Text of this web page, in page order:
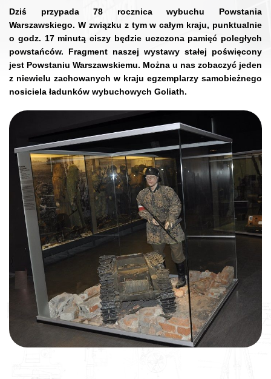
Dziś przypada 78 rocznica wybuchu Powstania
Warszawskiego. W związku z tym w całym kraju, punktualnie
o godz. 17 minutą ciszy będzie uczczona pamięć poległych
powstańców. Fragment naszej wystawy stałej poświęcony
jest Powstaniu Warszawskiemu. Można u nas zobaczyć jeden
z niewielu zachowanych w kraju egzemplarzy samobieżnego
nosiciela ładunków wybuchowych Goliath.